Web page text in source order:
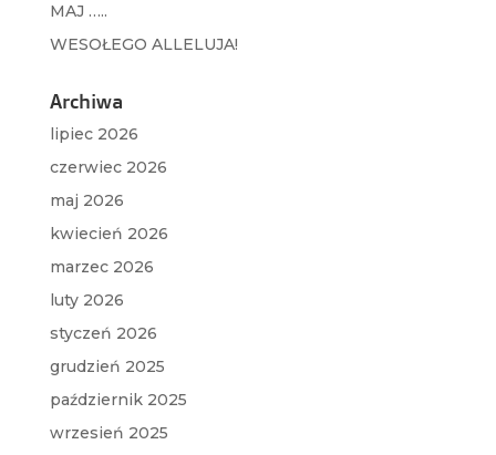
MAJ …..
WESOŁEGO ALLELUJA!
Archiwa
lipiec 2026
czerwiec 2026
maj 2026
kwiecień 2026
marzec 2026
luty 2026
styczeń 2026
grudzień 2025
październik 2025
wrzesień 2025